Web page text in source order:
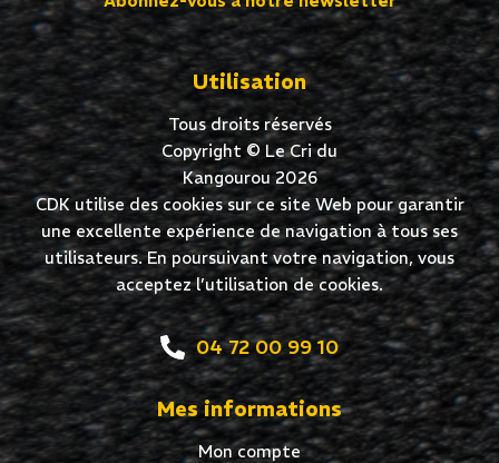
Utilisation
Tous droits réservés
Copyright © Le Cri du
Kangourou 2026
CDK utilise des cookies sur ce site Web pour garantir
une excellente expérience de navigation à tous ses
utilisateurs. En poursuivant votre navigation, vous
acceptez l’utilisation de cookies.
04 72 00 99 10
Mes informations
Mon compte